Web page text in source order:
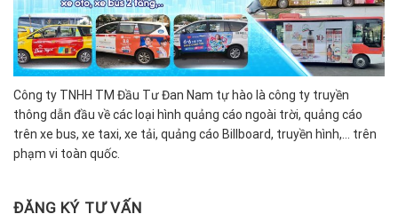
Công ty TNHH TM Đầu Tư Đan Nam tự hào là công ty truyền
thông dẫn đầu về các loại hình quảng cáo ngoài trời, quảng cáo
trên xe bus, xe taxi, xe tải, quảng cáo Billboard, truyền hình,… trên
phạm vi toàn quốc.
ĐĂNG KÝ TƯ VẤN